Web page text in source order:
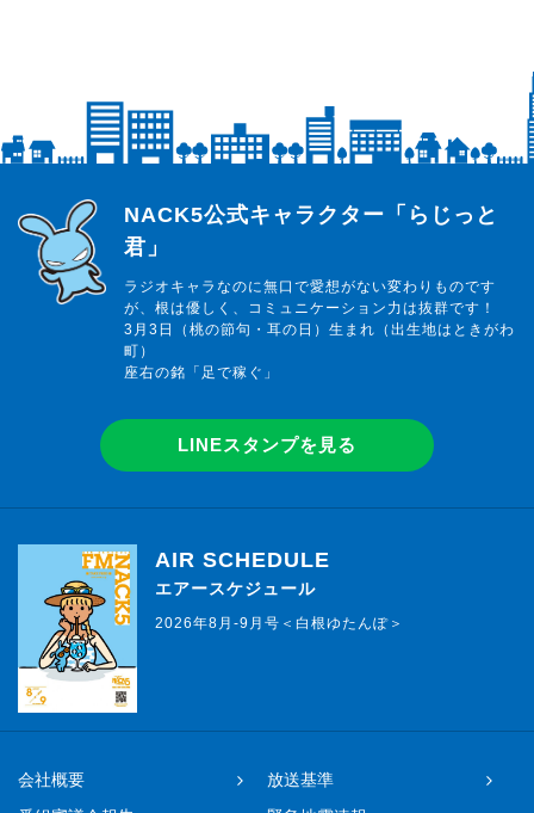
らじっと君
NACK5公式キャラクター「らじっと
君」
ラジオキャラなのに無口で愛想がない変わりものです
が、根は優しく、コミュニケーション力は抜群です！
3月3日（桃の節句・耳の日）生まれ（出生地はときがわ
町）
座右の銘「足で稼ぐ」
LINEスタンプを見る
AIR SCHEDULE
エアースケジュール
2026年8月-9月号＜白根ゆたんぽ＞
会社概要
放送基準